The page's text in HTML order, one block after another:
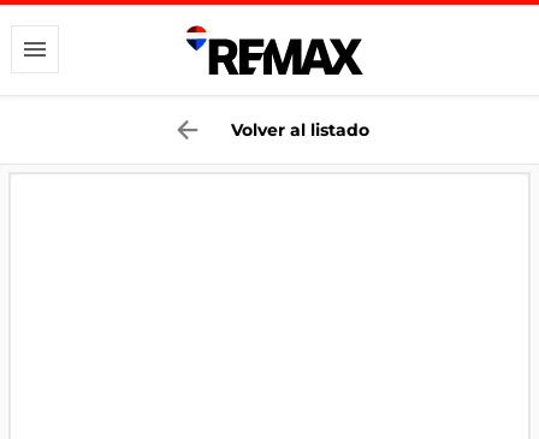
Volver al listado